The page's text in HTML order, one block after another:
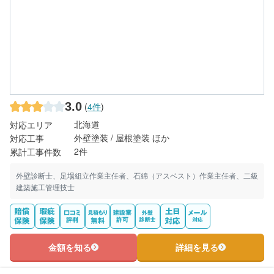
3.0 (4件)
対応エリア
北海道
対応工事
外壁塗装 / 屋根塗装 ほか
累計工事件数
2件
外壁診断士、足場組立作業主任者、石綿（アスベスト）作業主任者、二級
建築施工管理技士
金額を知る 詳細を見る